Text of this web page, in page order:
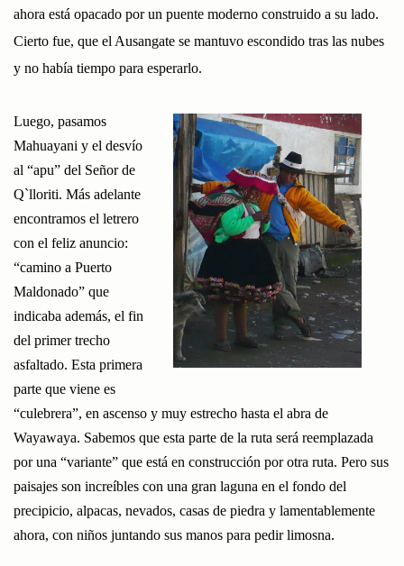
ahora está opacado por un puente moderno construido a su lado.
Cierto fue, que el Ausangate se mantuvo escondido tras las nubes
y no había tiempo para esperarlo.
Luego, pasamos
Mahuayani y el desvío
al “apu” del Señor de
Q`lloriti. Más adelante
encontramos el letrero
con el feliz anuncio:
“camino a Puerto
Maldonado” que
indicaba además, el fin
del primer trecho
asfaltado. Esta primera
parte que viene es
“culebrera”, en ascenso y muy estrecho hasta el abra de
Wayawaya. Sabemos que esta parte de la ruta será reemplazada
por una “variante” que está en construcción por otra ruta. Pero sus
paisajes son increíbles con una gran laguna en el fondo del
precipicio, alpacas, nevados, casas de piedra y lamentablemente
ahora, con niños juntando sus manos para pedir limosna.